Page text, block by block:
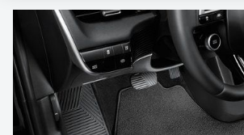
Saltar
final
de
la
galería